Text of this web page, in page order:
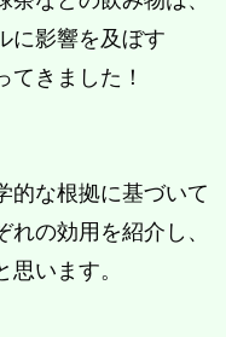
に影響を及ぼす
てきました！
的な根拠に基づいて
れの効用を紹介し、
思います。